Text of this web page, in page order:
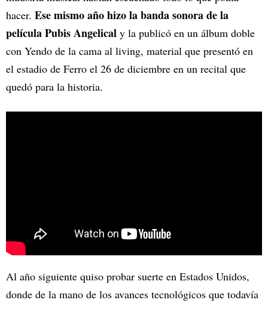
hacer. Ese mismo año hizo la banda sonora de la
película Pubis Angelical y la publicó en un álbum doble
con Yendo de la cama al living, material que presentó en
el estadio de Ferro el 26 de diciembre en un recital que
quedó para la historia.
Al año siguiente quiso probar suerte en Estados Unidos,
donde de la mano de los avances tecnológicos que todavía